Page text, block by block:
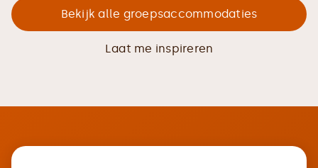
Bekijk alle groepsaccommodaties
Laat me inspireren